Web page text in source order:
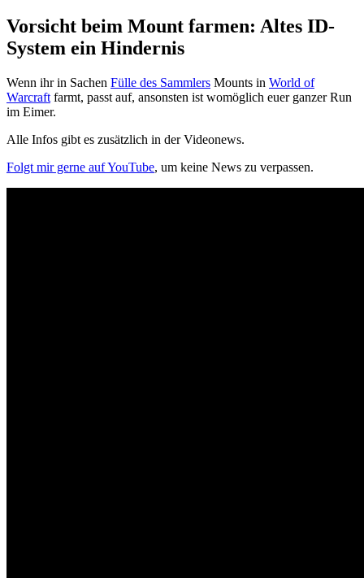
Vorsicht beim Mount farmen: Altes ID-
System ein Hindernis
Wenn ihr in Sachen Fülle des Sammlers Mounts in World of
Warcraft farmt, passt auf, ansonsten ist womöglich euer ganzer Run
im Eimer.
Alle Infos gibt es zusätzlich in der Videonews.
Folgt mir gerne auf YouTube, um keine News zu verpassen.